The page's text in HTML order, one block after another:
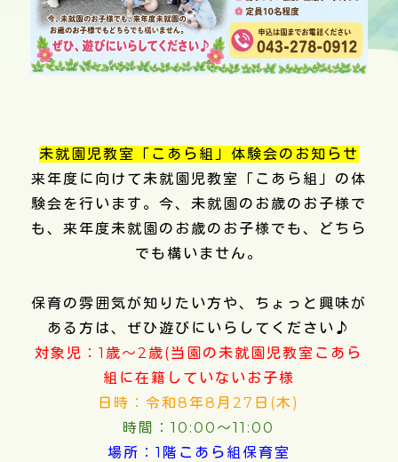
未就園児教室「こあら組」体験会のお知らせ
来年度に向けて未就園児教室「こあら組」の体
験会を行います。今、未就園のお歳のお子様で
も、来年度未就園のお歳のお子様でも、どちら
でも構いません。
保育の雰囲気が知りたい方や、ちょっと興味が
ある方は、ぜひ遊びにいらしてください♪
対象児：1歳～2歳(当園の未就園児教室こあら
組に在籍していないお子様
日時：令和8年8月27日(木)
時間：10:00～11:00
場所：1階こあら組保育室